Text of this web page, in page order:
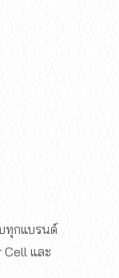
ทุกแบรนด์
Cell และ